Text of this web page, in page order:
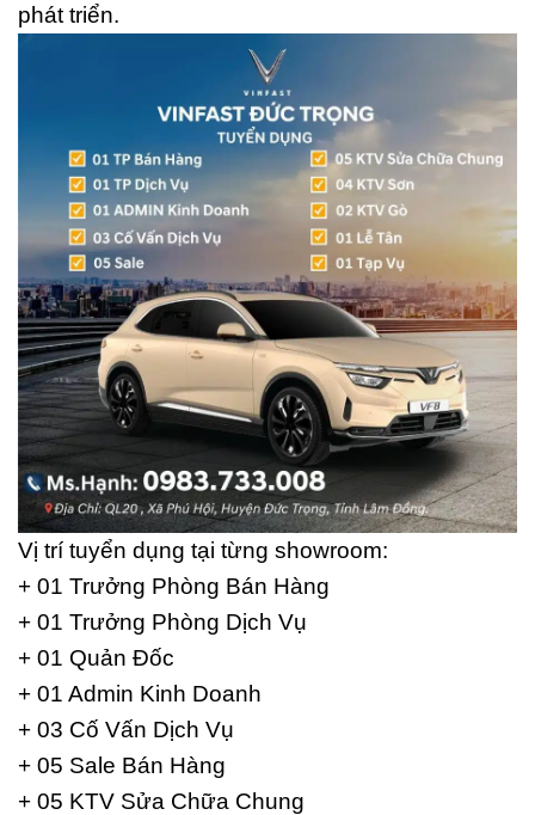
phát triển.
Vị trí tuyển dụng tại từng showroom:
+ 01 Trưởng Phòng Bán Hàng
+ 01 Trưởng Phòng Dịch Vụ
+ 01 Quản Đốc
+ 01 Admin Kinh Doanh
+ 03 Cố Vấn Dịch Vụ
+ 05 Sale Bán Hàng
+ 05 KTV Sửa Chữa Chung